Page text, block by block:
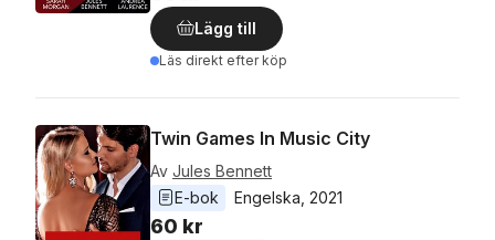
Lägg till
Läs direkt efter köp
Twin Games In Music City
Av Jules Bennett
E-bok
Engelska 2021
60 kr